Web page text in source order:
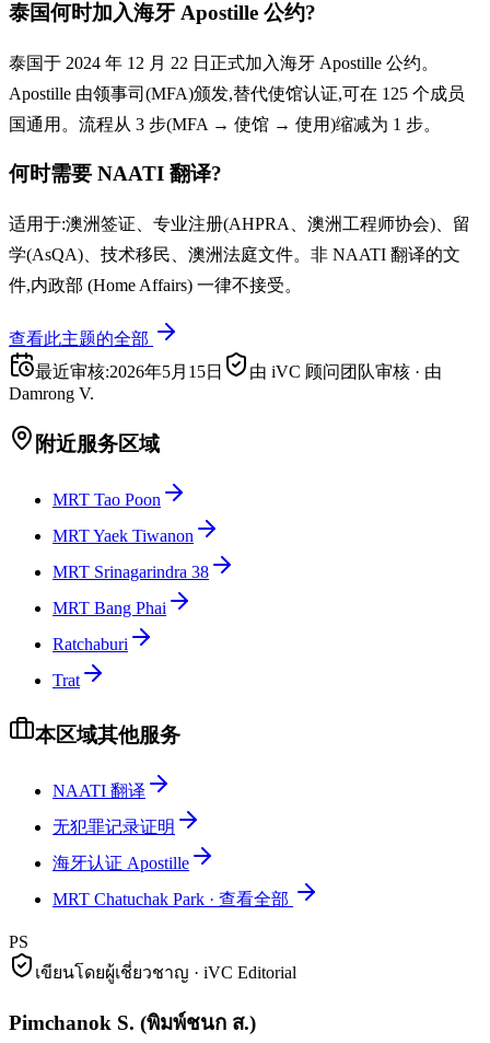
泰国何时加入海牙 Apostille 公约?
泰国于 2024 年 12 月 22 日正式加入海牙 Apostille 公约。
Apostille 由领事司(MFA)颁发,替代使馆认证,可在 125 个成员
国通用。流程从 3 步(MFA → 使馆 → 使用)缩减为 1 步。
何时需要 NAATI 翻译?
适用于:澳洲签证、专业注册(AHPRA、澳洲工程师协会)、留
学(AsQA)、技术移民、澳洲法庭文件。非 NAATI 翻译的文
件,内政部 (Home Affairs) 一律不接受。
查看此主题的全部
最近审核:2026年5月15日 由 iVC 顾问团队审核 · 由
Damrong V.
附近服务区域
MRT Tao Poon
MRT Yaek Tiwanon
MRT Srinagarindra 38
MRT Bang Phai
Ratchaburi
Trat
本区域其他服务
NAATI 翻译
无犯罪记录证明
海牙认证 Apostille
MRT Chatuchak Park · 查看全部
PS
เขียนโดยผู้เชี่ยวชาญ · iVC Editorial
Pimchanok S. (พิมพ์ชนก ส.)